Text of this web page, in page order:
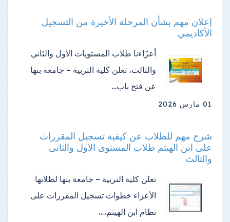
إعلان مهم بشأن المرحلة الأخيرة من التسجيل
الأكاديمي
أعزّاءنا طلاب المستويات الأول والثاني
والثالث، تعلن كلية التربية – جامعة بنها
عن فتح باب…
01 مارس 2026
شرح مهم للطلاب عن كيفية تسجيل المقررات
على ابن الهيثم طلاب المستوى الاول والثانى
والثالث
تعلن كلية التربية – جامعة بنها لطلابها
الأعزاء خطوات تسجيل المقررات على
نظام ابن الهيثم،…